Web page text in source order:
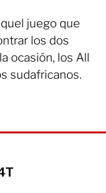
juego que
los dos
ocasión, los All
sudafricanos.